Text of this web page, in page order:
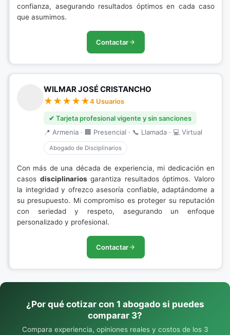
confianza, asegurando resultados óptimos en cada caso
que asumimos.
Contactar
WILMAR JOSÉ CRISTANCHO
4 Usuarios
✔ Tarjeta profesional vigente y sin sanciones
📍 Armenia · 🏢 Presencial · 📞 Llamada · 💻 Virtual
Abogado de Disciplinarios
Con más de una década de experiencia, mi dedicación en
casos disciplinarios garantiza resultados óptimos. Valoro
la integridad y ofrezco asesoría confiable, adaptándome a
su presupuesto. Mi compromiso es proteger su reputación
con seriedad y respeto, asegurando un enfoque
personalizado y profesional.
Contactar
¿Por qué cotizar con 1 abogado si puedes
comparar 3?
Compara experiencia, opiniones reales y costos de los 3